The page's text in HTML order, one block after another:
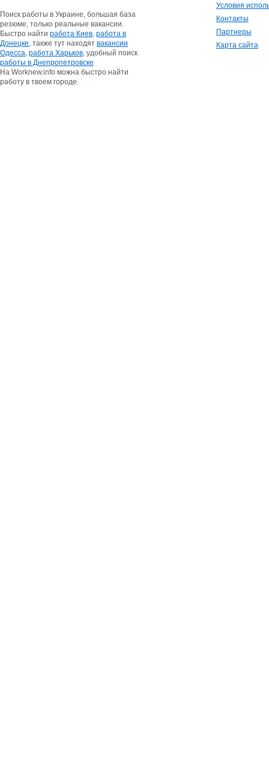
Поиск работы в Украине, большая база
резюме, только реальные вакансии.
Быстро найти работа Киев, работа в
Донецке, также тут находят вакансии
Одесса, работа Харьков, удобный поиск
работы в Днепропетровске
На Worknew.info можна быстро найти
работу в твоем городе.
Условия
Контакты
Партнеры
Карта сайта